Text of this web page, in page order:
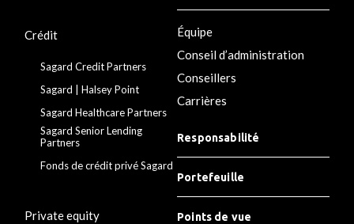
Crédit
Sagard Credit Partners
Sagard | Halsey Point
Sagard Healthcare Partners
Sagard Senior Lending
Partners
Fonds de crédit privé Sagard
Private equity
Équipe
Conseil d’administration
Conseillers
Carrières
Responsabilité
Portefeuille
Points de vue